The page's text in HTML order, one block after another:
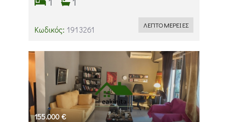
Κωδικός: 1913261 ΛΕΠΤΟΜΕΡΕΙΕΣ
155.000 €